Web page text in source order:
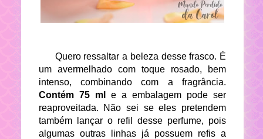
Quero ressaltar a beleza desse frasco. É
um avermelhado com toque rosado, bem
intenso, combinando com a fragrância.
Contém 75 ml
e a embalagem pode ser
reaproveitada. Não sei se eles pretendem
também lançar o refil desse perfume, pois
algumas outras linhas já possuem refis a